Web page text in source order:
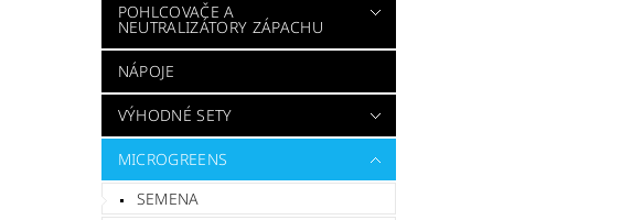
POHLCOVAČE A
NEUTRALIZÁTORY ZÁPACHU
NÁPOJE
VÝHODNÉ SETY
MICROGREENS
SEMENA